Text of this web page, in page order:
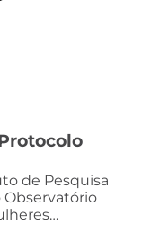
de Pesquisa
Observatório